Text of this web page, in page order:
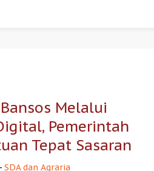
Melalui
Pemerintah
Tepat Sasaran
- SDA dan Agraria